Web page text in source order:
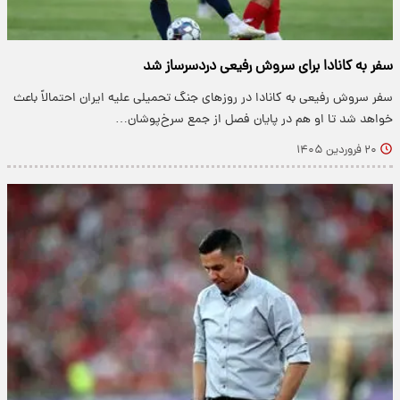
سفر به کانادا برای سروش رفیعی دردسرساز شد
سفر سروش رفیعی به کانادا در روزهای جنگ تحمیلی علیه ایران احتمالاً باعث
خواهد شد تا او هم در پایان فصل از جمع سرخ‌پوشان…
۲۰ فروردین ۱۴۰۵